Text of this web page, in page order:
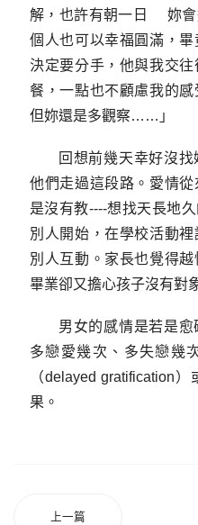
解，也許有朝一日 妳會
個人也可以幸福圓滿，
決定要分手，他與我交
餐，一點也不顧慮我的感
但妳還是多觀察……」
回想前幾天幸好沒
他們走過這段路。愛情
是沒有教----想找天長地
別人開始，在學校活動
別人互動。家長也覺得
畢業卻又擔心孩子沒有
男女的感情是若是
多戀愛幾次、多失戀幾
（delayed gratification
果。
上一篇